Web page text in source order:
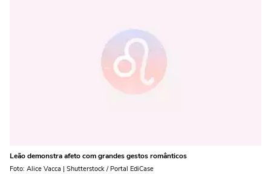
Leão demonstra afeto com grandes gestos românticos
Foto: Alice Vacca | Shutterstock / Portal EdiCase